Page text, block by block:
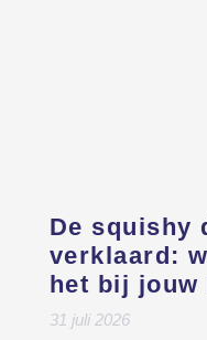
De squishy
verklaard:
het bij jouw
31 juli 2026